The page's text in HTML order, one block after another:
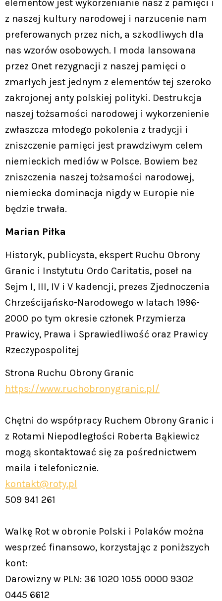
elementów jest wykorzenianie nasz z pamięci i
z naszej kultury narodowej i narzucenie nam
preferowanych przez nich, a szkodliwych dla
nas wzorów osobowych. I moda lansowana
przez Onet rezygnacji z naszej pamięci o
zmarłych jest jednym z elementów tej szeroko
zakrojonej anty polskiej polityki. Destrukcja
naszej tożsamości narodowej i wykorzenienie
zwłaszcza młodego pokolenia z tradycji i
zniszczenie pamięci jest prawdziwym celem
niemieckich mediów w Polsce. Bowiem bez
zniszczenia naszej tożsamości narodowej,
niemiecka dominacja nigdy w Europie nie
będzie trwała.
Marian Piłka
Historyk, publicysta, ekspert Ruchu Obrony
Granic i Instytutu Ordo Caritatis, poseł na
Sejm I, III, IV i V kadencji, prezes Zjednoczenia
Chrześcijańsko-Narodowego w latach 1996-
2000 po tym okresie członek Przymierza
Prawicy, Prawa i Sprawiedliwość oraz Prawicy
Rzeczypospolitej
Strona Ruchu Obrony Granic
https://www.ruchobronygranic.pl/
Chętni do współpracy Ruchem Obrony Granic i
z Rotami Niepodległości Roberta Bąkiewicz
mogą skontaktować się za pośrednictwem
maila i telefonicznie.
kontakt@roty.pl
509 941 261
Walkę Rot w obronie Polski i Polaków można
wesprzeć finansowo, korzystając z poniższych
kont:
Darowizny w PLN: 36 1020 1055 0000 9302
0445 6612